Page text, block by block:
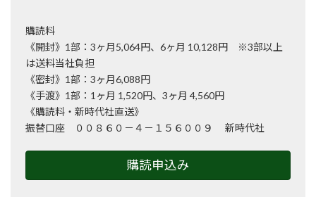
購読料
《開封》1部：3ヶ月5,064円、6ヶ月 10,128円 ※3部以上
は送料当社負担
《密封》1部：3ヶ月6,088円
《手渡》1部：1ヶ月 1,520円、3ヶ月 4,560円
《購読料・新時代社直送》
振替口座 ００８６０－４－１５６００９ 新時代社
購読申込み